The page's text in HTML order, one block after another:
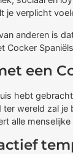
je verplicht
anderen is
Cocker
een
hebt
ter wereld zal
alle